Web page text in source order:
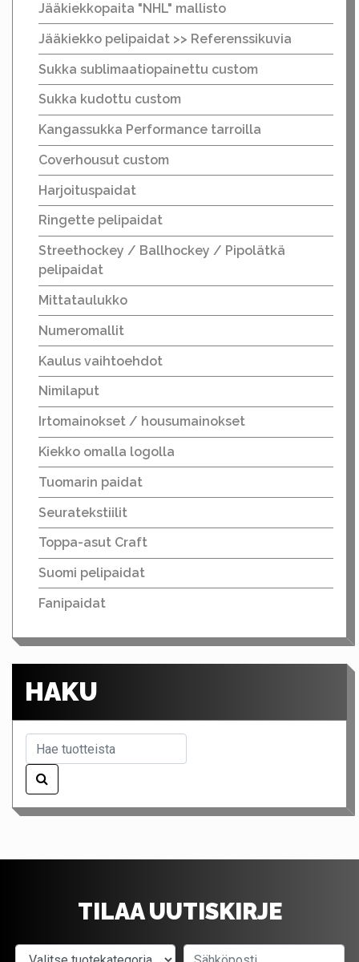
Jääkiekkopaita "NHL" mallisto
Jääkiekko pelipaidat >> Referenssikuvia
Sukka sublimaatiopainettu custom
Sukka kudottu custom
Kangassukka Performance tarroilla
Coverhousut custom
Harjoituspaidat
Ringette pelipaidat
Streethockey / Ballhockey / Pipolätkä
pelipaidat
Mittataulukko
Numeromallit
Kaulus vaihtoehdot
Nimilaput
Irtomainokset / housumainokset
Kiekko omalla logolla
Tuomarin paidat
Seuratekstiilit
Toppa-asut Craft
Suomi pelipaidat
Fanipaidat
HAKU
TILAA UUTISKIRJE
Valitse tuotekategoria